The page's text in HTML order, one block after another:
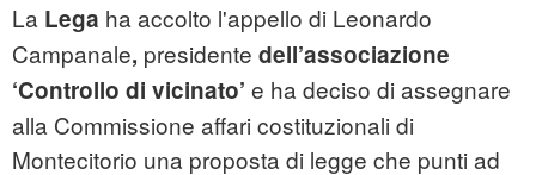
La Lega ha accolto l'appello di Leonardo
Campanale, presidente dell’associazione
‘Controllo di vicinato’ e ha deciso di assegnare
alla Commissione affari costituzionali di
Montecitorio una proposta di legge che punti ad